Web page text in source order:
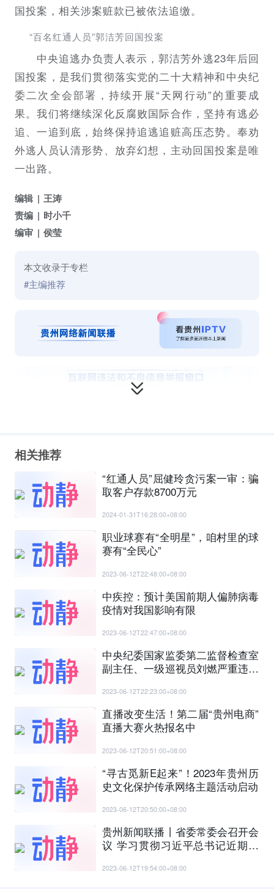
国投案，相关涉案赃款已被依法追缴。
“百名红通人员”郭洁芳回国投案
中央追逃办负责人表示，郭洁芳外逃23年后回
国投案，是我们贯彻落实党的二十大精神和中央纪
委二次全会部署，持续开展“天网行动”的重要成
果。我们将继续深化反腐败国际合作，坚持有逃必
追、一追到底，始终保持追逃追赃高压态势。奉劝
外逃人员认清形势、放弃幻想，主动回国投案是唯
一出路。
编辑
王涛
责编
时小千
编审
侯莹
本文收录于专栏
#主编推荐
相关推荐
“红通人员”屈健玲贪污案一审：骗
取客户存款8700万元
2024-01-31T16:28:00+08:00
职业球赛有“全明星”，咱村里的球
赛有“全民心”
2023-06-12T22:48:00+08:00
中疾控：预计美国前期人偏肺病毒
疫情对我国影响有限
2023-06-12T22:47:00+08:00
中央纪委国家监委第二监督检查室
副主任、一级巡视员刘燃严重违纪
2023-06-12T22:23:00+08:00
直播改变生活！第二届“贵州电商”
直播大赛火热报名中
2023-06-12T20:51:00+08:00
“寻古觅新E起来”！2023年贵州历
史文化保护传承网络主题活动启动
2023-06-12T20:50:00+08:00
贵州新闻联播丨省委常委会召开会
议 学习贯彻习近平总书记近期重
化建设和巩固拓展脱贫攻坚成果同
2023-06-12T19:54:00+08:00